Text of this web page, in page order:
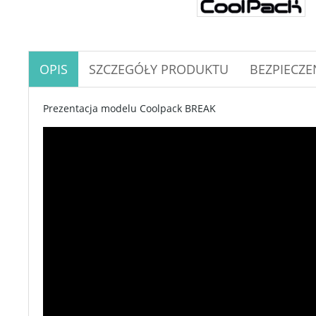
OPIS SZCZEGÓŁY PRODUKTU
Prezentacja modelu Coolpack BREAK